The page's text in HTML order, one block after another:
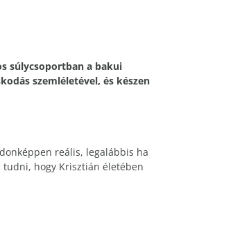
súlycsoportban a bakui
szemléletével, és készen
reális, legalábbis ha
hogy Krisztián életében